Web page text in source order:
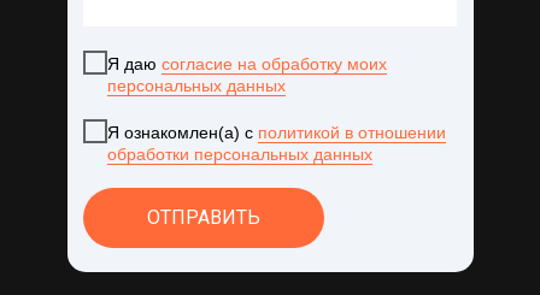
Я даю согласие на обработку моих
персональных данных
Я ознакомлен(а) с политикой в отношении
обработки персональных данных
ОТПРАВИТЬ